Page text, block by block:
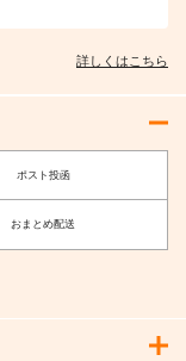
詳しくはこちら
ポスト投函
おまとめ配送